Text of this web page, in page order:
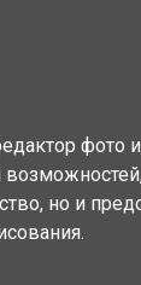
фото
но и